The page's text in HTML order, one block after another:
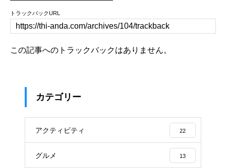
トラックバックURL
この記事へのトラックバックはありません。
カテゴリー
アクティビティ 22
グルメ 13